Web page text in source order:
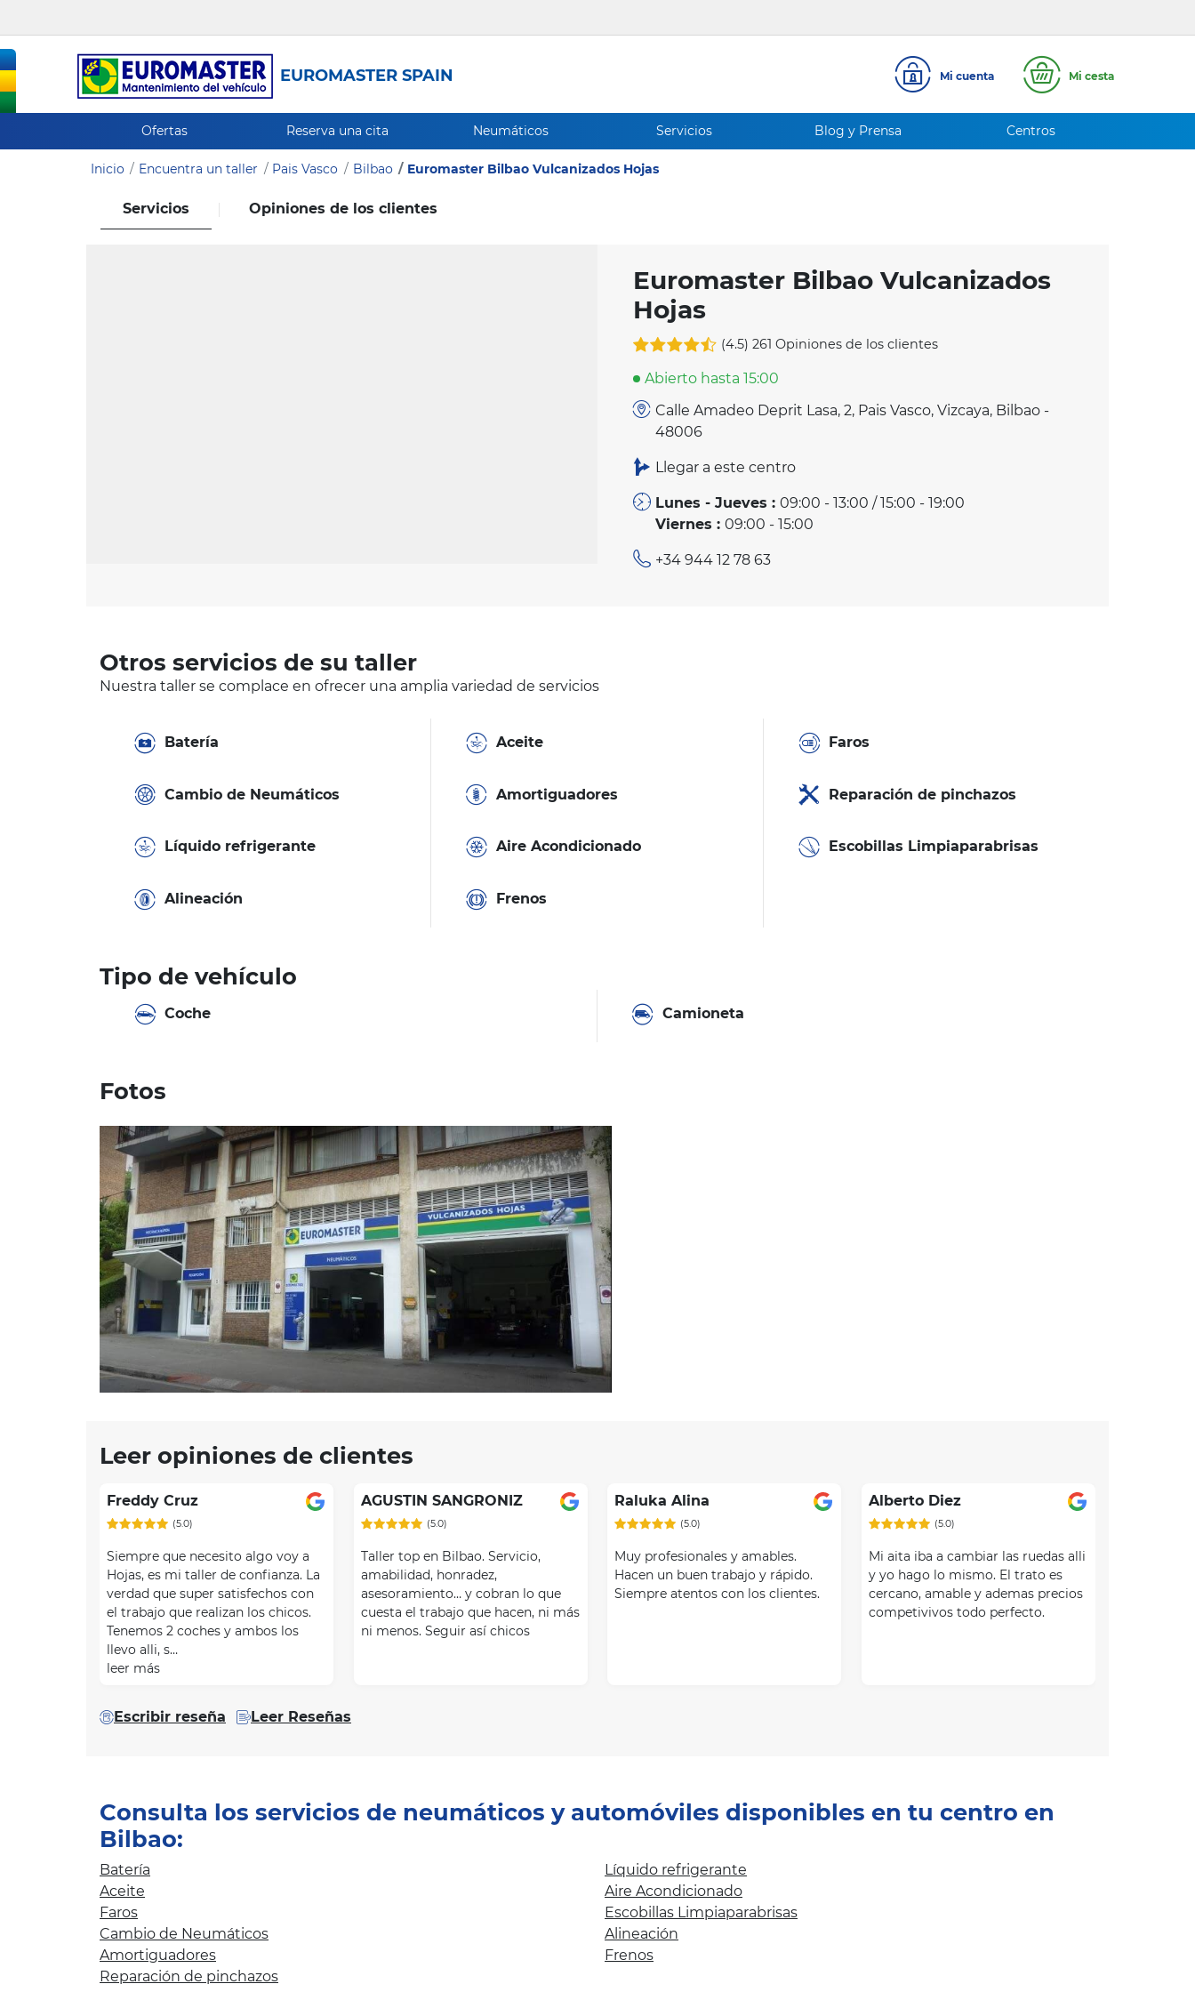
EUROMASTER SPAIN Mi cuenta Mi cesta
Ofertas Reserva una cita Neumáticos Servicios Blog y Prensa Centros
Inicio Encuentra un taller Pais Vasco Bilbao Euromaster Bilbao Vulcanizados Hojas
Servicios Opiniones de los clientes
Euromaster Bilbao Vulcanizados
Hojas
(4.5) 261 Opiniones de los clientes
Abierto hasta 15:00
Calle Amadeo Deprit Lasa, 2, Pais Vasco, Vizcaya, Bilbao -
48006
Llegar a este centro
Lunes - Jueves :09:00 - 13:00 / 15:00 - 19:00
Viernes :09:00 - 15:00
+34 944 12 78 63
Otros servicios de su taller
Nuestra taller se complace en ofrecer una amplia variedad de servicios
Batería Aceite Faros
Cambio de Neumáticos Amortiguadores Reparación de pinchazos
Líquido refrigerante Aire Acondicionado Escobillas Limpiaparabrisas
Alineación Frenos
Tipo de vehículo
Coche Camioneta
Fotos
Leer opiniones de clientes
Freddy Cruz
(5.0)
Siempre que necesito algo voy a
Hojas, es mi taller de confianza. La
verdad que super satisfechos con
el trabajo que realizan los chicos.
Tenemos 2 coches y ambos los
llevo alli, s…
leer más
AGUSTIN SANGRONIZ
(5.0)
Taller top en Bilbao. Servicio,
amabilidad, honradez,
asesoramiento… y cobran lo que
cuesta el trabajo que hacen, ni más
ni menos. Seguir así chicos
Raluka Alina
(5.0)
Muy profesionales y amables.
Hacen un buen trabajo y rápido.
Siempre atentos con los clientes.
Alberto Diez
(5.0)
Mi aita iba a cambiar las ruedas alli
y yo hago lo mismo. El trato es
cercano, amable y ademas precios
competivivos todo perfecto.
Escribir reseña Leer Reseñas
Consulta los servicios de neumáticos y automóviles disponibles en tu centro en
Bilbao:
Batería
Aceite
Faros
Cambio de Neumáticos
Amortiguadores
Reparación de pinchazos
Líquido refrigerante
Aire Acondicionado
Escobillas Limpiaparabrisas
Alineación
Frenos